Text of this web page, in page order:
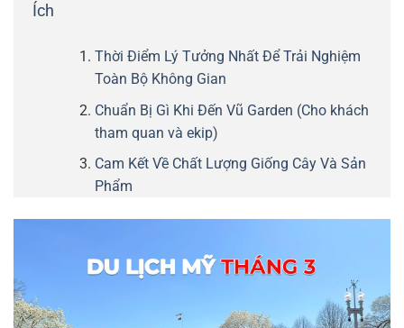
Ích
Thời Điểm Lý Tưởng Nhất Để Trải Nghiệm
Toàn Bộ Không Gian
Chuẩn Bị Gì Khi Đến Vũ Garden (Cho khách
tham quan và ekip)
Cam Kết Về Chất Lượng Giống Cây Và Sản
Phẩm